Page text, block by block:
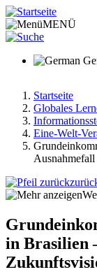
Direkt
zum
Inhalt
MENÜ
Startseite
Globales
Eine-Welt-
in Brasilien